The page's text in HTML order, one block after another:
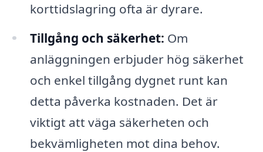
korttidslagring ofta är dyrare.
Tillgång och säkerhet: Om
anläggningen erbjuder hög säkerhet
och enkel tillgång dygnet runt kan
detta påverka kostnaden. Det är
viktigt att väga säkerheten och
bekvämligheten mot dina behov.